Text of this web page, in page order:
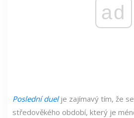
ad
Poslední duel je zajímavý tím, že
středověkého období, který je